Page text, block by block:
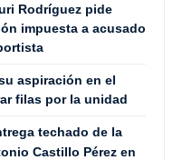
Rodríguez pide
impuesta a acusado
aspiración en el
filas por la unidad
techado de la
Castillo Pérez en